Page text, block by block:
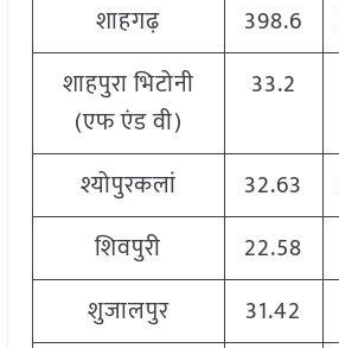
शाहगढ़
398.6
शाहपुरा भिटोनी
(एफ एंड वी)
33.2
श्योपुरकलां 32.63
शिवपुरी
22.58
शुजालपुर
31.42